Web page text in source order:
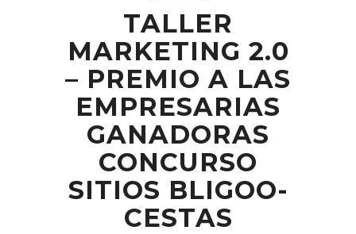
TALLER
MARKETING 2.0
– PREMIO A LAS
EMPRESARIAS
GANADORAS
CONCURSO
SITIOS BLIGOO-
CESTAS